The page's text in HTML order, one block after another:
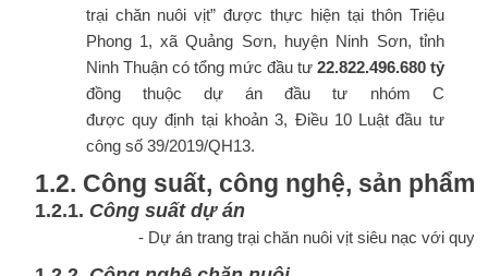
trại chăn nuôi vịt” được thực hiện tại thôn Triệu
Phong 1, xã Quảng Sơn, huyện Ninh Sơn, tỉnh
Ninh Thuận có tổng mức đầu tư 22.822.496.680 tỷ
đồng thuộc dự án đầu tư nhóm C
được quy định tại khoản 3, Điều 10 Luật đầu tư
công số 39/2019/QH13.
1.2. Công suất, công nghệ, sản phẩm
1.2.1. Công suất dựán
- Dự án trang trại chăn nuôi vịt siêu nạc với quy